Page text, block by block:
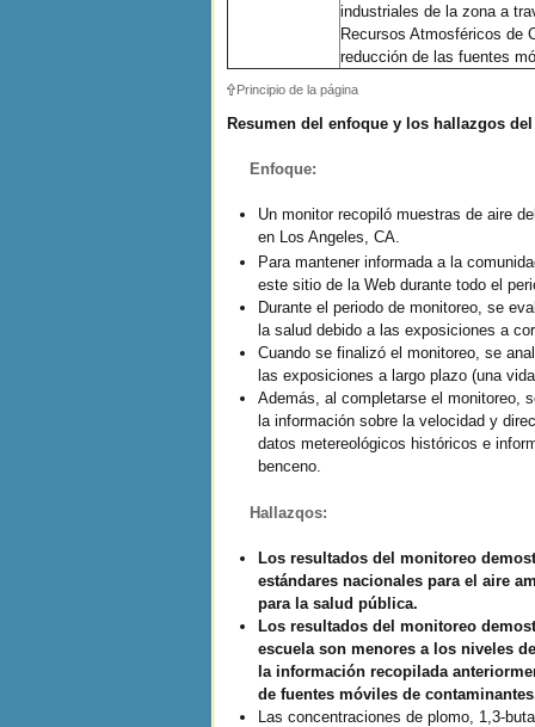
industriales de la zona a
Recursos Atmosféricos de
reducción de las fuentes
Principio de la página
Resumen del enfoque y los hallazgos
Enfoque:
Un monitor recopiló muestras de aire
en Los Angeles, CA.
Para mantener informada a la
este sitio de la Web durante todo el
Durante el periodo de monitoreo, se
la salud debido a las exposiciones a
Cuando se finalizó el monitoreo, se
las exposiciones a largo plazo (una
Además, al completarse el monitoreo,
la información sobre la velocidad y
datos metereológicos históricos e
benceno.
Hallazqos:
Los resultados del monitoreo
estándares nacionales para el aire
para la salud pública.
Los resultados del monitoreo
escuela son menores a los niveles
la información recopilada
de fuentes móviles de
Las concentraciones de plomo, 1,3-